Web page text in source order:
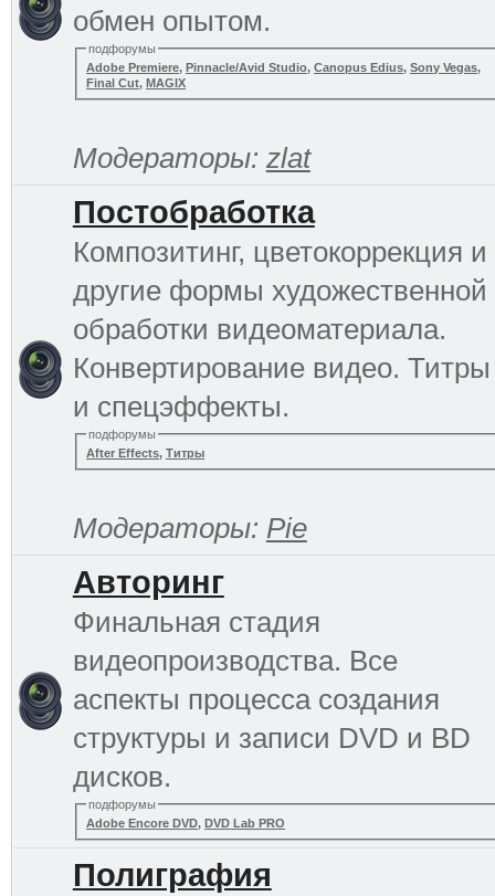
обмен опытом.
подфорумы
Adobe Premiere, Pinnacle/Avid Studio,Canopus Edius,Sony Vegas,
Final Cut, MAGIX
Модераторы: zlat
Постобработка
Композитинг, цветокоррекция и
другие формы художественной
обработки видеоматериала.
Конвертирование видео. Титры
и спецэффекты.
подфорумы
After Effects,Титры
Модераторы: Pie
Авторинг
Финальная стадия
видеопроизводства. Все
аспекты процесса создания
структуры и записи DVD и BD
дисков.
подфорумы
Adobe Encore DVD, DVD Lab PRO
Полиграфия